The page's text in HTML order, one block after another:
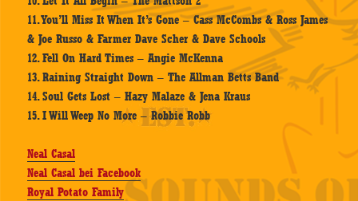
11. You’ll Miss It When It’s Gone – Cass McCombs & Ross James
& Joe Russo & Farmer Dave Scher & Dave Schools
12. Fell On Hard Times – Angie McKenna
13. Raining Straight Down – The Allman Betts Band
14. Soul Gets Lost – Hazy Malaze & Jena Kraus
15. I Will Weep No More – Robbie Robb
Neal Casal
Neal Casal bei Facebook
Royal Potato Family